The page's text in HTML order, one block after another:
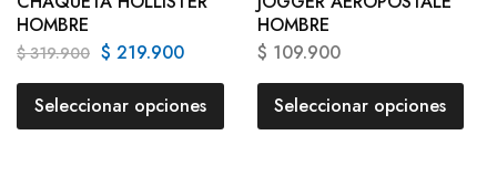
HOMBRE
$319.900 $ 219.900
Seleccionar opciones
HOMBRE
$ 109.900
Seleccionar opciones